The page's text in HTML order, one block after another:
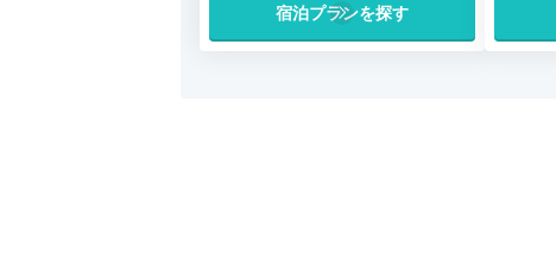
宿泊プランを探す